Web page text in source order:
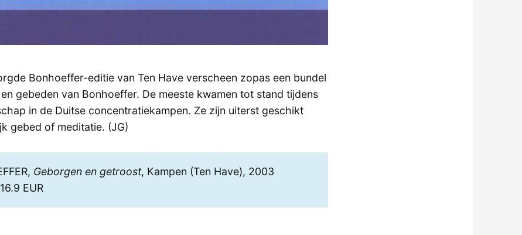
Bonhoeffer-editie van Ten Have verscheen zopas een bundel
gebeden van Bonhoeffer. De meeste kwamen tot stand tijdens
in de Duitse concentratiekampen. Ze zijn uiterst geschikt
gebed of meditatie. (JG)
Geborgen en getroost, Kampen (Ten Have), 2003
EUR